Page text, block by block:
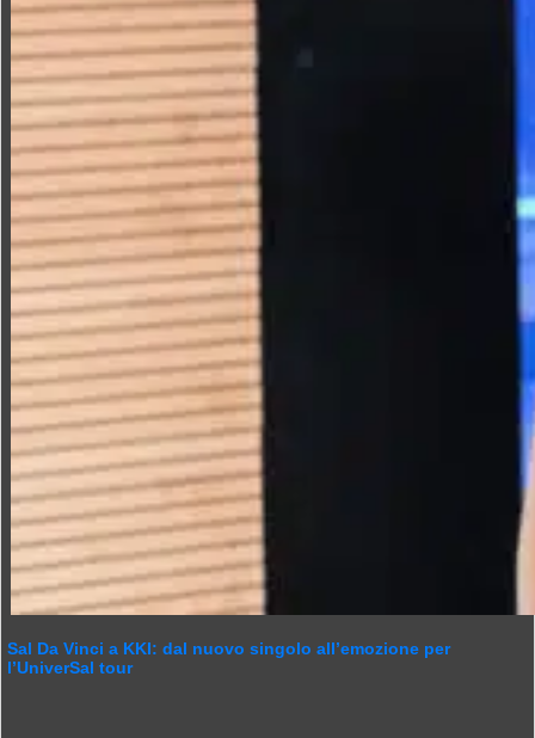
Sal Da Vinci a KKI: dal nuovo singolo all’emozione per
l’UniverSal tour